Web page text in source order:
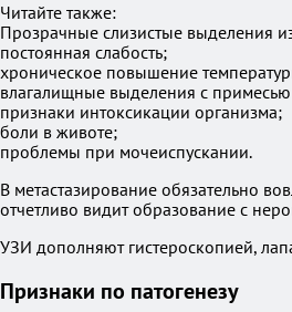
Читайте также:
Прозрачные слизистые выделения
постоянная слабость;
хроническое повышение
влагалищные выделения с
признаки интоксикации организма;
боли в животе;
проблемы при мочеиспускании.
В метастазирование обязательно
отчетливо видит образование с
УЗИ дополняют гистероскопией,
Признаки по патогенезу